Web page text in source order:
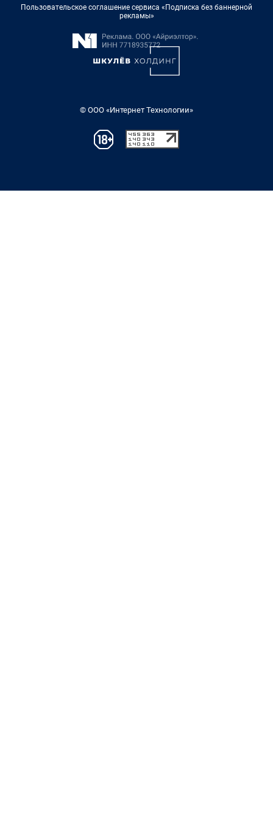
Пользовательское соглашение сервиса «Подписка без баннерной
рекламы»
© ООО «Интернет Технологии»